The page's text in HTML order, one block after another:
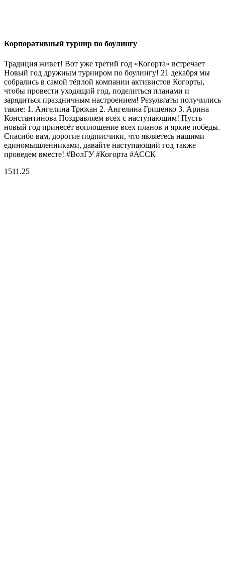
Корпоративный турнир по боулингу
Традиция живет! Вот уже третий год «Когорта» встречает
Новый год дружным турниром по боулингу! 21 декабря мы
собрались в самой тёплой компании активистов Когорты,
чтобы провести уходящий год, поделиться планами и
зарядиться праздничным настроением! Результаты получились
такие: 1. Ангелина Трюхан 2. Ангелина Гриценко 3. Арина
Константинова Поздравляем всех с наступающим! Пусть
новый год принесёт воплощение всех планов и яркие победы.
Спасибо вам, дорогие подписчики, что являетесь нашими
единомышленниками, давайте наступающий год также
проведем вместе! #ВолГУ #Когорта #АССК
1511.25